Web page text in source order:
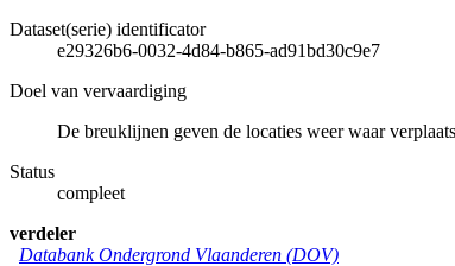
Dataset(serie) identificator
e29326b6-0032-4d84-b865-ad91bd30c9e7
Doel van vervaardiging
De breuklijnen geven de locaties weer waar
Status
compleet
verdeler
Databank Ondergrond Vlaanderen (DOV)